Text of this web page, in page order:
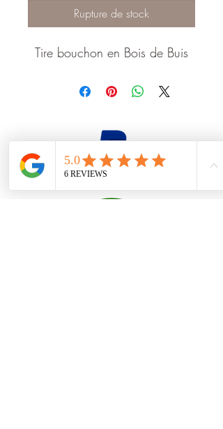
Rupture de stock
Tire bouchon en Bois de Buis